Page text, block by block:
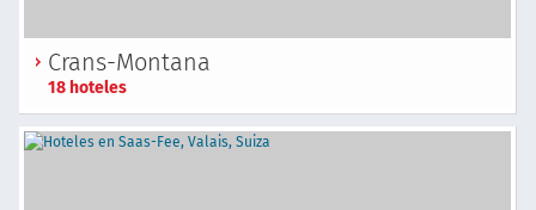
Crans-Montana
18 hoteles